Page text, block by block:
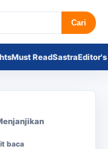
Cari
Must ReadSastra
baca